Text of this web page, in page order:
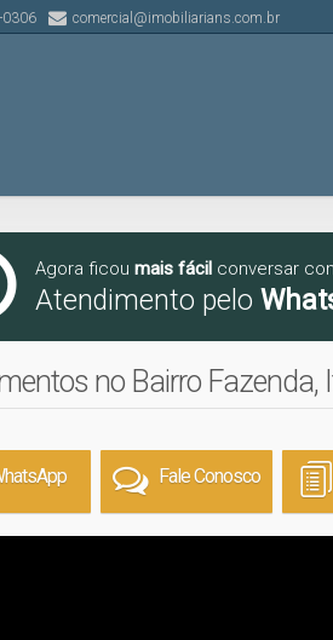
0306 comercial@imobiliarians.com.br
Agora ficou mais fácil conversar
Atendimento pelo
no Bairro Fazenda,
Fale Conosco